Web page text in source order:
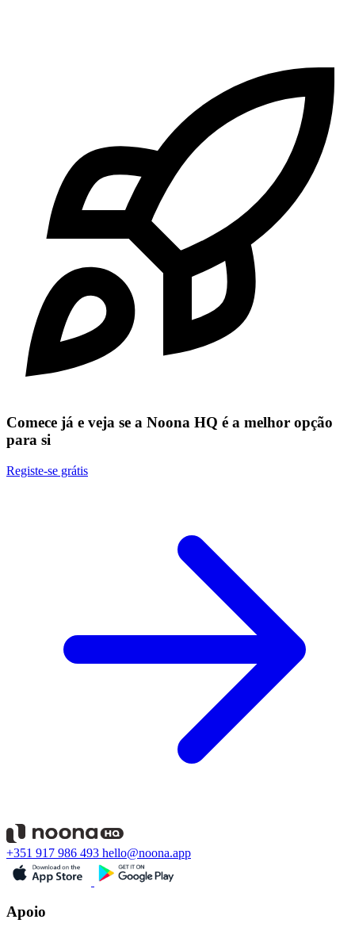
Comece já e veja se a Noona HQ é a melhor opção
para si
Registe-se grátis
+351 917 986 493 hello@noona.app
Apoio